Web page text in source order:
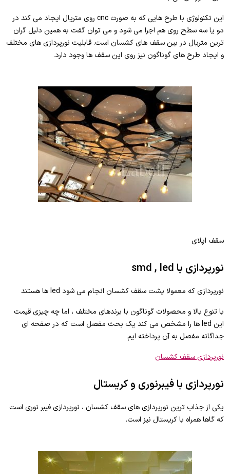
این تکنولوژی با طرح هایی که به صورت cnc روی متریال ایجاد می کند در
دو یا سه سطح روی هم اجرا می شود و می توان گفت به همین دلیل گران
ترین متریال در بین سقف های کشسان است. قابلیت نورپردازی های مختلف
و ایجاد طرح های گوناگون نیز روی این سقف ها وجود دارد.
سقف اپلای
نورپردازی با smd , led
نورپردازی که معمولا پشت سقف کشسان انجام می شود led ها هستند
با تنوع بالا و محصولات گوناگون با برندهای مختلف ، اما چه چیزی قیمت
این led ها را مشخص می کند یک بحث مفصل است که در صفحه ای
جداگانه مفصل به آن پرداخته ایم
نورپردازی سقف کشسان
نورپردازی با فیبرنوری و کریستال
یکی از جذاب ترین نورپردازی های سقف کشسان ، نورپردازی فیبر نوری است
که گاها همراه با کریستال نیز است.